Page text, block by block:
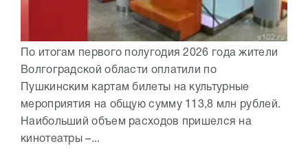
По итогам первого полугодия 2026 года жители
Волгоградской области оплатили по
Пушкинским картам билеты на культурные
мероприятия на общую сумму 113,8 млн рублей.
Наибольший объем расходов пришелся на
кинотеатры –...